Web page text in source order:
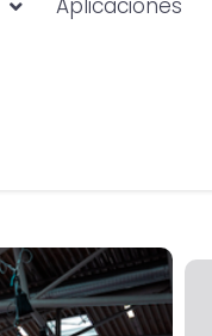
Aplicaciones